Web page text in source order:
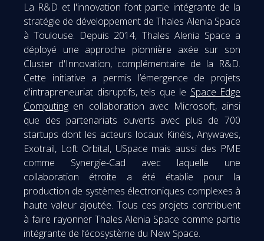
La R&D et l'innovation font partie intégrante de la
stratégie de développement de Thales Alenia Space
à Toulouse. Depuis 2014, Thales Alenia Space a
déployé une approche pionnière axée sur son
Cluster d'Innovation, complémentaire de la R&D.
Cette initiative a permis l’émergence de projets
d'intrapreneuriat disruptifs, tels que le Space Edge
Computing en collaboration avec Microsoft, ainsi
que des partenariats ouverts avec plus de 700
startups dont les acteurs locaux Kinéis, Anywaves,
Exotrail, Loft Orbital, USpace mais aussi des PME
comme Synergie-Cad avec laquelle une
collaboration étroite a été établie pour la
production de systèmes électroniques complexes à
haute valeur ajoutée. Tous ces projets contribuent
à faire rayonner Thales Alenia Space comme partie
intégrante de l’écosystème du New Space.